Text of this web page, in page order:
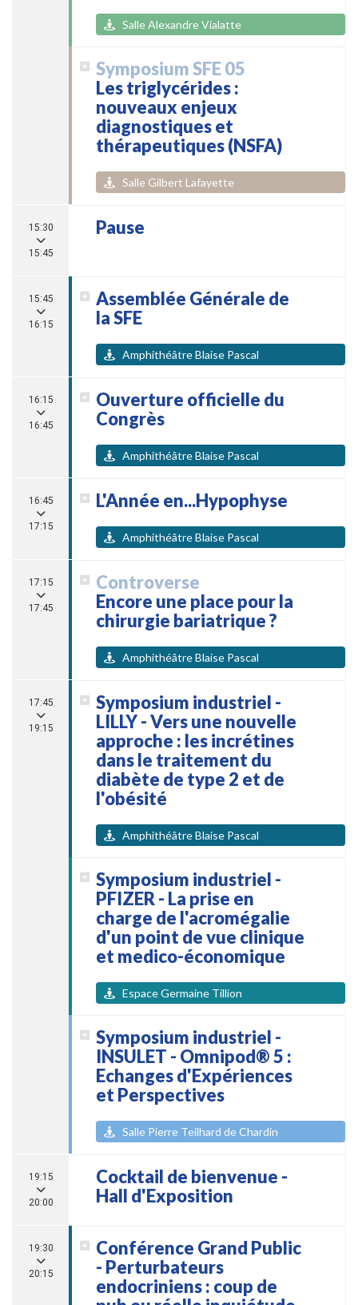
Salle Alexandre Vialatte
Symposium SFE 05
Les triglycérides :
nouveaux enjeux
diagnostiques et
thérapeutiques (NSFA)
Salle Gilbert Lafayette
15:30
15:45
Pause
15:45
16:15
Assemblée Générale de
la SFE
Amphithéâtre Blaise Pascal
16:15
16:45
Ouverture officielle du
Congrès
Amphithéâtre Blaise Pascal
16:45
17:15
L'Année en...Hypophyse
Amphithéâtre Blaise Pascal
17:15
17:45
Controverse
Encore une place pour la
chirurgie bariatrique ?
Amphithéâtre Blaise Pascal
17:45
19:15
Symposium industriel -
LILLY - Vers une nouvelle
approche : les incrétines
dans le traitement du
diabète de type 2 et de
l'obésité
Amphithéâtre Blaise Pascal
Symposium industriel -
PFIZER - La prise en
charge de l'acromégalie
d'un point de vue clinique
et medico-économique
Espace Germaine Tillion
Symposium industriel -
INSULET - Omnipod® 5 :
Echanges d'Expériences
et Perspectives
Salle Pierre Teilhard de Chardin
19:15
20:00
Cocktail de bienvenue -
Hall d'Exposition
19:30
20:15
Conférence Grand Public
- Perturbateurs
endocriniens : coup de